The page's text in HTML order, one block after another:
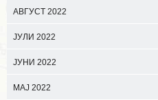
АВГУСТ 2022
ЈУЛИ 2022
ЈУНИ 2022
МАЈ 2022